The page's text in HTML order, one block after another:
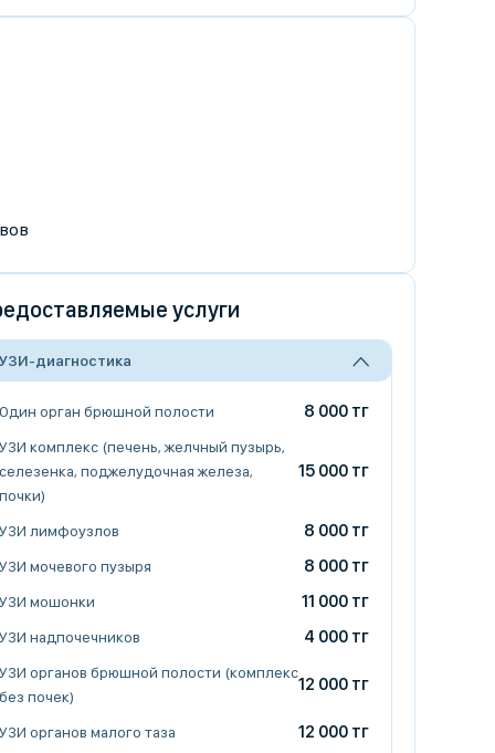
услуги
УЗИ-диагностика
Один орган брюшной полости 8 000 тг
УЗИ комплекс (печень, желчный пузырь,
селезенка, поджелудочная железа,
почки)
15 000 тг
УЗИ лимфоузлов 8 000 тг
УЗИ мочевого пузыря 8 000 тг
УЗИ мошонки 11 000 тг
УЗИ надпочечников 4 000 тг
УЗИ органов брюшной полости (комплекс
без почек)
12 000 тг
УЗИ органов малого таза 12 000 тг